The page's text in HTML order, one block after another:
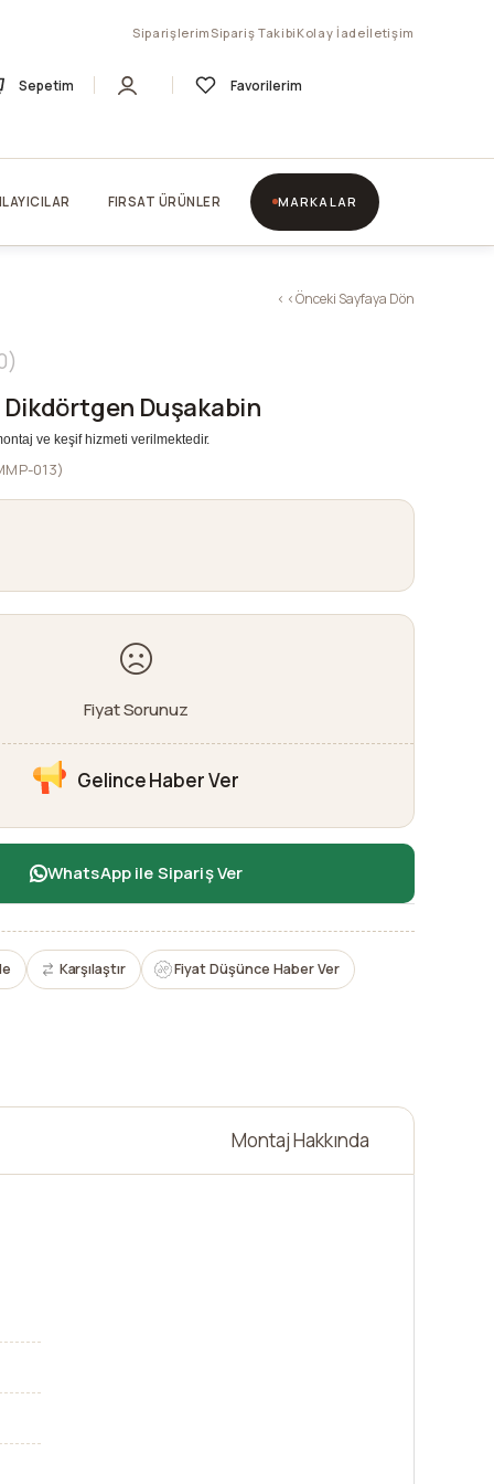
Siparişlerim Sipariş Takibi Kolay İadeİletişim
Sepetim Favorilerim
FIRSAT ÜRÜNLER MARKALAR
< < Önceki Sayfaya Dön
Dikdörtgen Duşakabin
ve keşif hizmeti verilmektedir.
013)
Fiyat Sorunuz
Gelince Haber Ver
WhatsApp ile Sipariş Ver
Karşılaştır Fiyat Düşünce Haber Ver
Montaj Hakkında